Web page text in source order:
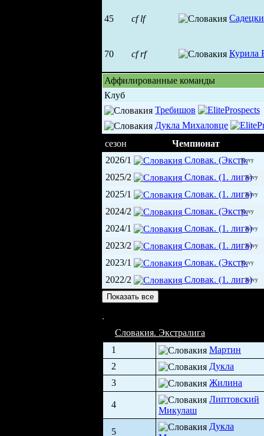
45 cf lf
70 cf rf Курила
Аффилированные команды
Клуб
Требишов
Дукла Михаловце
сезон
Чемпионат
2026/1
Словак. (Экстр.Kovy
2025/2 Словак. (1. лига)Kovy
2025/1 Словак. (1. лига)Kovy
2024/2 Словак. (Экстр.Kovy
2024/1 Словак. (1. лига)Kovy
2023/2 Словак. (1. лига)Kovy
2023/1 Словак. (Экстр.Kovy
2022/2 Словак. (1. лига)Kovy
Показать все
Зимны стадион Михаловце (2 500)
Словакия. Экстралига
1
Мартин
2
Дукла
3
Жилина
4
Липтовский
Микулаш
5
Дукла